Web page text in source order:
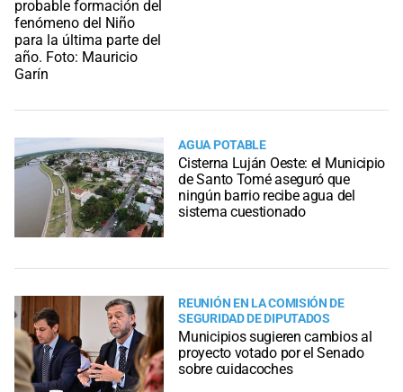
AGUA POTABLE
Cisterna Luján Oeste: el Municipio
de Santo Tomé aseguró que
ningún barrio recibe agua del
sistema cuestionado
REUNIÓN EN LA COMISIÓN DE
SEGURIDAD DE DIPUTADOS
Municipios sugieren cambios al
proyecto votado por el Senado
sobre cuidacoches